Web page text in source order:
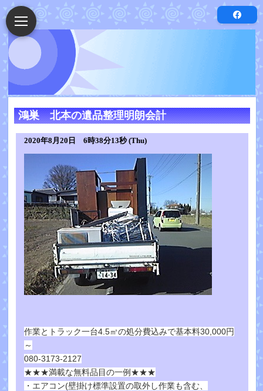
鴻巣 北本の遺品整理明朗会計
2020年8月20日 6時38分13秒 (Thu)
作業とトラック一台4.5㎥の処分費込みで基本料30,000円
～
080-3173-2127
★★★満載な無料品目の一例★★★
・エアコン(壁掛け標準設置の取外し作業も含む、